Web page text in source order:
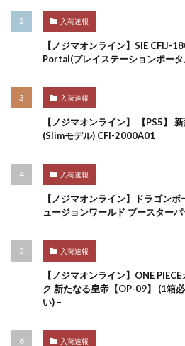
入荷速報
【ノジマオンライン】SIE CFIJ-
Portal(プレイステーションポー
入荷速報
【ノジマオンライン】 【PS5】
(Slimモデル) CFI-2000A01
入荷速報
【ノジマオンライン】ドラゴン
ュージョンワールド ブースター
入荷速報
【ノジマオンライン】ONE
ク 新たなる皇帝【OP-09】 (1箱
い) –
入荷速報